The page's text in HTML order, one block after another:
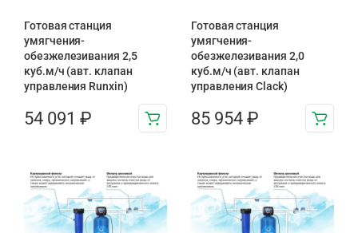
Готовая станция
умягчения-
обезжелезивания 2,5
куб.м/ч (авт. клапан
управления Runxin)
54 091 ₽
Готовая станция
умягчения-
обезжелезивания 2,0
куб.м/ч (авт. клапан
управления Clack)
85 954 ₽